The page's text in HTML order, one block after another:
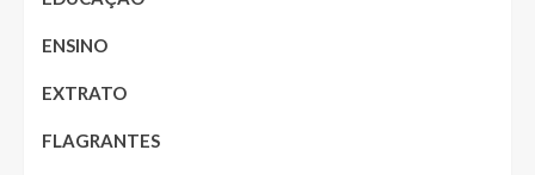
ENSINO
EXTRATO
FLAGRANTES